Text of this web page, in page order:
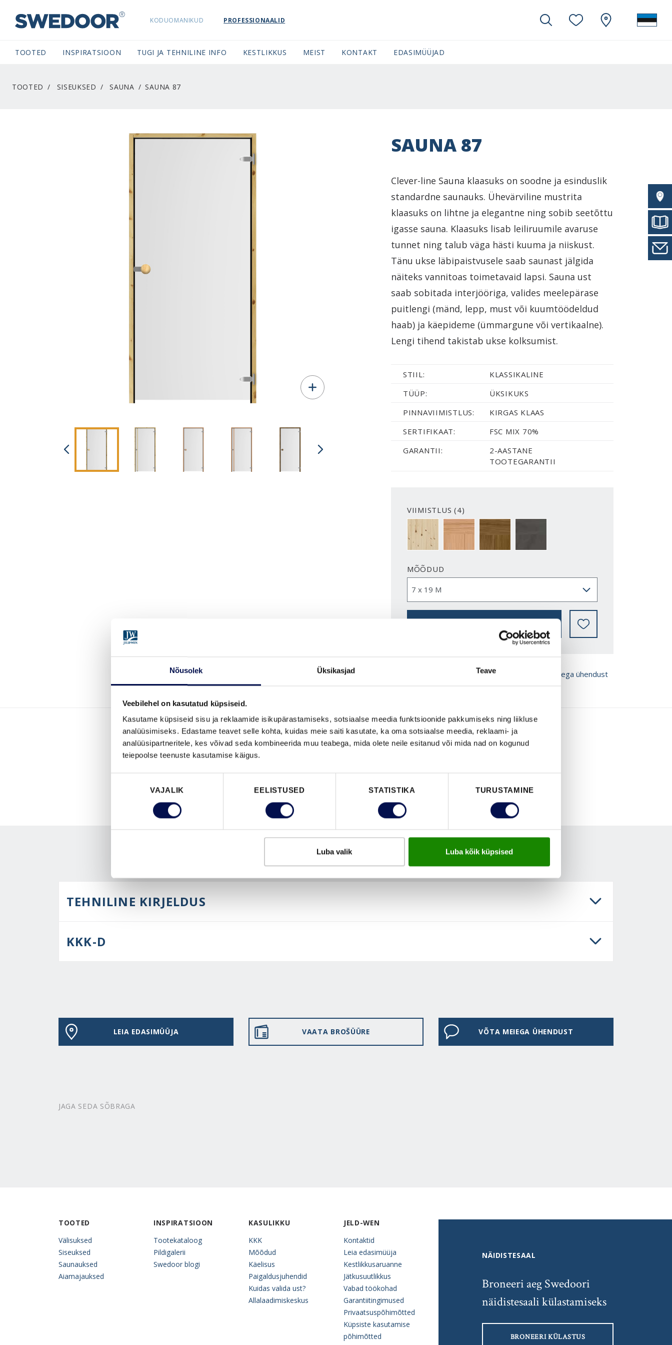
Nõusolek Üksikasjad Teave
Veebilehel on kasutatud küpsiseid.
Kasutame küpsiseid sisu ja reklaamide isikupärastamiseks, sotsiaalse meedia funktsioonide pakkumiseks ning liikluse
analüüsimiseks. Edastame teavet selle kohta, kuidas meie saiti kasutate, ka oma sotsiaalse meedia, reklaami- ja
analüüsipartneritele, kes võivad seda kombineerida muu teabega, mida olete neile esitanud või mida nad on kogunud
teiepoolse teenuste kasutamise käigus.
VAJALIK EELISTUSED STATISTIKA TURUSTAMINE
Luba valik Luba kõik küpsised
SWEDOORESTONIA NAVIGATION
KODUOMANIKUD PROFESSIONAALID
TOOTED INSPIRATSIOON TUGI JA TEHNILINE INFO KESTLIKKUS MEIST KONTAKT EDASIMÜÜJAD
TOOTED SISEUKSED SAUNA SAUNA 87
SAUNA 87
Clever-line Sauna klaasuks on soodne ja esinduslik
standardne saunauks. Ühevärviline mustrita
klaasuks on lihtne ja elegantne ning sobib seetõttu
igasse sauna. Klaasuks lisab leiliruumile avaruse
tunnet ning talub väga hästi kuuma ja niiskust.
Tänu ukse läbipaistvusele saab saunast jälgida
näiteks vannitoas toimetavaid lapsi. Sauna ust
saab sobitada interjööriga, valides meelepärase
puitlengi (mänd, lepp, must või kuumtöödeldud
haab) ja käepideme (ümmargune või vertikaalne).
Lengi tihend takistab ukse kolksumist.
STIIL:
KLASSIKALINE
TÜÜP:
ÜKSIKUKS
PINNAVIIMISTLUS:
KIRGAS KLAAS
SERTIFIKAAT:
FSC MIX 70%
GARANTII:
2-AASTANE
TOOTEGARANTII
VIIMISTLUS (4)
VIIMISTLUSVALMIS
VIIMISTLUSVALMIS LEPP
TERMOTÖÖDELDUD HAAB
MÕÕDUD
VAATA BROŠÜÜRE Võta meiega ühendust
FUNKTSIOONID
TEHNILINE KIRJELDUS
KKK-D
LEIA EDASIMÜÜJA VAATA BROŠÜÜRE VÕTA MEIEGA ÜHENDUST
JAGA SEDA SÕBRAGA
TOOTED
Välisuksed
Siseuksed
Saunauksed
Aiamajauksed
INSPIRATSIOON
Tootekataloog
Pildigalerii
Swedoor blogi
KASULIKKU
KKK
Mõõdud
Käelisus
Paigaldusjuhendid
Kuidas valida ust?
Allalaadimiskeskus
JELD-WEN
Kontaktid
Leia edasimüüja
Kestlikkusaruanne
Jätkusuutlikkus
Vabad töökohad
Garantiitingimused
Privaatsuspõhimõtted
Küpsiste kasutamise
põhimõtted
NÄIDISTESAAL
Broneeri aeg Swedoori
näidistesaali külastamiseks
BRONEERI KÜLASTUS